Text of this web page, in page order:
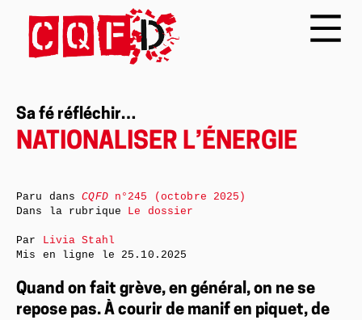
Sa fé réfléchir…
NATIONALISER L’ÉNERGIE
Quand on fait grève, en général, on ne se
repose pas. À courir de manif en piquet, de
Paru dansCQFDn°245 (octobre 2025)
Dans la rubrique Le dossier
Par Livia Stahl
Mis en ligne le 25.10.2025